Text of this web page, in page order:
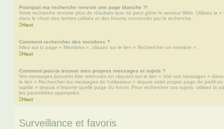
Pourquoi ma recherche renvoie une page blanche ?!
Votre recherche renvoie plus de résultats que ne peut gérer le serveur Web. Utilisez la
dans le choix des termes utilisés et des forums concernés par la recherche.
Haut
Comment rechercher des membres ?
Allez sur la page « Membres », cliquez sur le lien « Rechercher un membre ».
Haut
Comment puis-je trouver mes propres messages et sujets ?
Vos messages peuvent être retrouvés en cliquant sur le lien « Voir vos messages »
le lien « Rechercher les messages de l’utilisateur » depuis votre propre page de profil
rapide » depuis n’importe quelle page du forum. Pour rechercher vos sujets, utilisez la
les paramètres appropriés.
Haut
Surveillance et favoris